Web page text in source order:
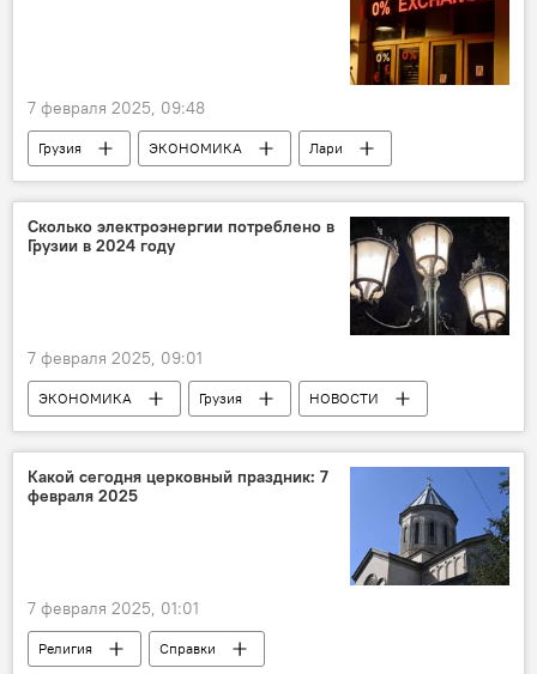
7 февраля 2025, 09:48
Грузия ЭКОНОМИКА
Лари
Национальный банк Грузии
Доллар
Курс лари к доллару на сегодня в Грузии
Сколько электроэнергии потреблено в
Грузии в 2024 году
7 февраля 2025, 09:01
ЭКОНОМИКА Грузия
НОВОСТИ
Энергетика Грузии
Статистика
Какой сегодня церковный праздник: 7
февраля 2025
7 февраля 2025, 01:01
Религия
Справки